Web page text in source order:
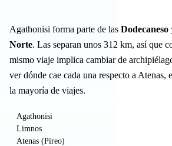
Agathonisi forma parte de las Dodecaneso
Norte. Las separan unos 312 km, así que
mismo viaje implica cambiar de
ver dónde cae cada una respecto a Atenas,
la mayoría de viajes.
Agathonisi
Limnos
Atenas (Pireo)